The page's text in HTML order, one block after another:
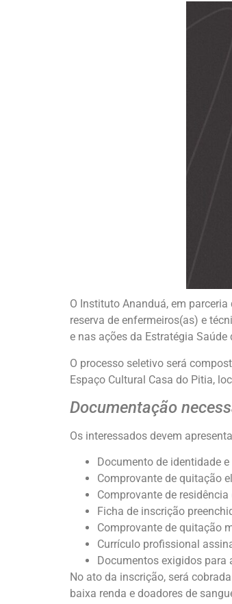
O Instituto Ananduá, em
reserva de enfermeiros(as) e
e nas ações da Estratégia Saúde
O processo seletivo será
Espaço Cultural Casa do Pitia,
Documentação
Os interessados devem
Documento de identidade e
Comprovante de quitação
Comprovante de
Ficha de inscrição
Comprovante de quitação
Currículo profissional
Documentos exigidos para
No ato da inscrição, será
baixa renda e doadores de